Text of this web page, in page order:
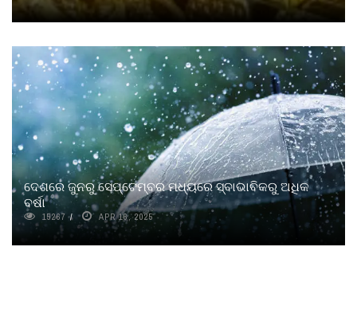
ଦେଶରେ ଜୁନରୁ ସେପ୍ଟେମ୍ବର ମଧ୍ୟରେ ସ୍ବାଭାବିକରୁ ଅଧିକ
ବର୍ଷା
15267 APR 16, 2025